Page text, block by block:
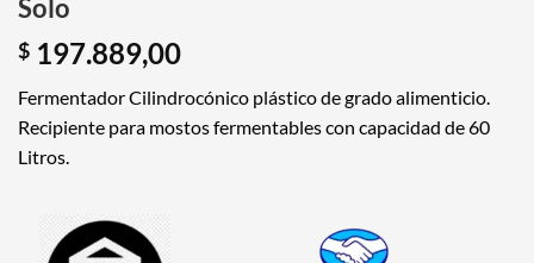
Solo
$ 197.889,00
Fermentador Cilindrocónico plástico de grado alimenticio.
Recipiente para mostos fermentables con capacidad de 60
Litros.